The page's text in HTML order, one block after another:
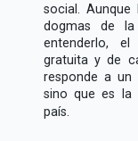
social. Aunque
dogmas de
entenderlo,
gratuita y de
responde a un
sino que es la
país.